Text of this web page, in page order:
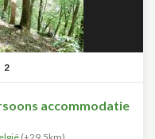
2
accommodatie